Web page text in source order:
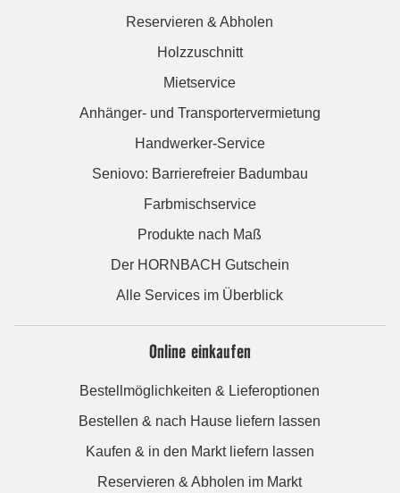
Reservieren & Abholen
Holzzuschnitt
Mietservice
Anhänger- und Transportervermietung
Handwerker-Service
Seniovo: Barrierefreier Badumbau
Farbmischservice
Produkte nach Maß
Der HORNBACH Gutschein
Alle Services im Überblick
Online einkaufen
Bestellmöglichkeiten & Lieferoptionen
Bestellen & nach Hause liefern lassen
Kaufen & in den Markt liefern lassen
Reservieren & Abholen im Markt